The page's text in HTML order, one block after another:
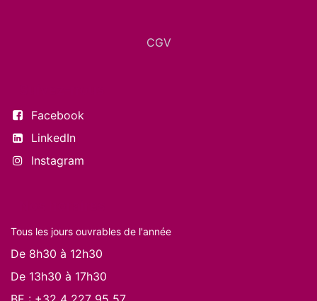
CGV
Facebook
LinkedIn
Instagram
Tous les jours ouvrables de l'année
De 8h30 à 12h30
De 13h30 à 17h30